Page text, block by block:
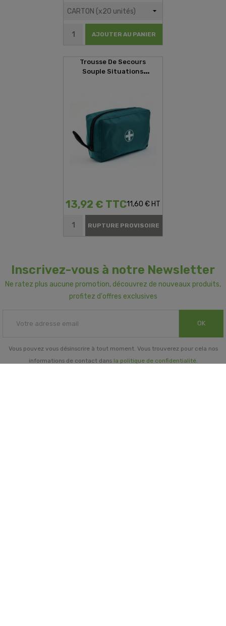
AJOUTER AU PANIER
Trousse De Secours
Souple Situations
13,92 € TTC11,60 € HT
RUPTURE PROVISOIRE
Inscrivez-vous à notre Newsletter
Ne ratez plus aucune promotion, découvrez de nouveaux produits,
profitez d'offres exclusives
OK
Vous pouvez vous désinscrire à tout moment. Vous trouverez pour cela nos
informations de contact dans la politique de confidentialité.